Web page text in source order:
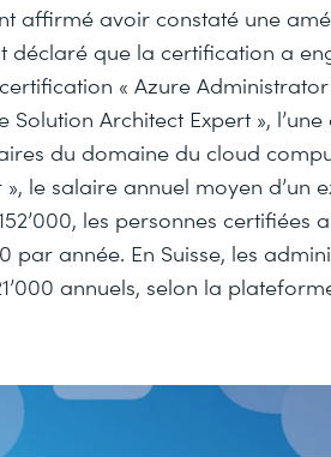
affirmé avoir constaté une
déclaré que la certification a
« Azure Administrator
Architect Expert »,
du domaine du cloud
le salaire annuel moyen d’un
les personnes certifiées
par année. En Suisse, les
annuels, selon la